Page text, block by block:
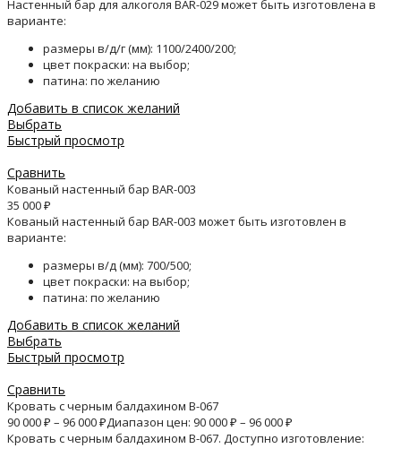
Настенный бар для алкоголя BAR-029 может быть изготовлена в
варианте:
размеры в/д/г (мм): 1100/2400/200;
цвет покраски: на выбор;
патина: по желанию
Добавить в список желаний
Выбрать
Быстрый просмотр
Сравнить
Кованый настенный бар BAR-003
35 000₽
Кованый настенный бар BAR-003 может быть изготовлен в
варианте:
размеры в/д (мм): 700/500;
цвет покраски: на выбор;
патина: по желанию
Добавить в список желаний
Выбрать
Быстрый просмотр
Сравнить
Кровать с черным балдахином B-067
90 000₽ – 96 000₽Диапазон цен: 90 000 ₽ – 96 000 ₽
Кровать с черным балдахином B-067. Доступно изготовление: